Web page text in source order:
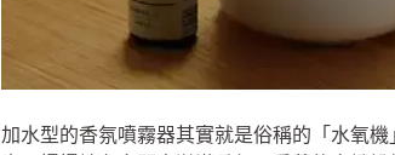
加水型的香氛噴霧器其實就是俗稱的「水氧